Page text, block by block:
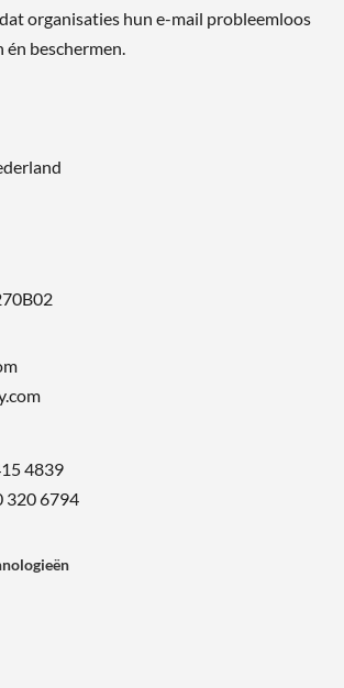
organisaties hun e-mail probleemloos
beschermen.
4839
320 6794